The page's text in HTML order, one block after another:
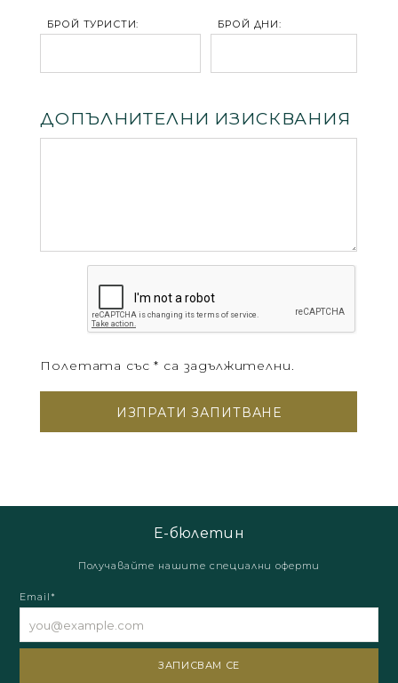
БРОЙ ТУРИСТИ: БРОЙ ДНИ:
ДОПЪЛНИТЕЛНИ ИЗИСКВАНИЯ
Полетата със * са задължителни.
Е-бюлетин
Получавайте нашите специални оферти
Email*